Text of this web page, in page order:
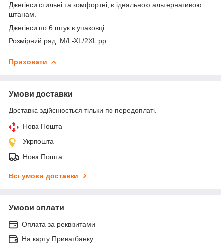
Джегінси стильні та комфортні, є ідеальною альтернативою
штанам.
Джегінси по 6 штук в упаковці.
Розмірний ряд: M/L-XL/2XL pp.
Приховати
Умови доставки
Доставка здійснюється тільки по передоплаті.
Нова Пошта
Укрпошта
Нова Пошта
Всі умови доставки
Умови оплати
Оплата за реквізитами
На карту Приватбанку